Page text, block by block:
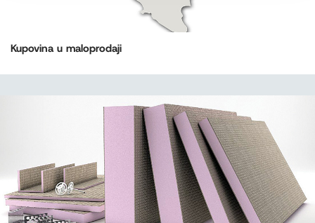
Kupovina u maloprodaji